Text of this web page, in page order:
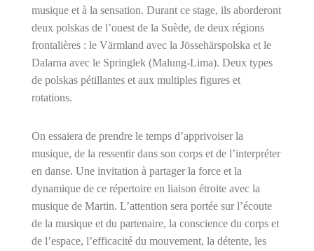
musique et à la sensation. Durant ce stage, ils aborderont
deux polskas de l’ouest de la Suède, de deux régions
frontalières : le Värmland avec la Jössehärspolska et le
Dalarna avec le Springlek (Malung-Lima). Deux types
de polskas pétillantes et aux multiples figures et
rotations.
On essaiera de prendre le temps d’apprivoiser la
musique, de la ressentir dans son corps et de l’interpréter
en danse. Une invitation à partager la force et la
dynamique de ce répertoire en liaison étroite avec la
musique de Martin. L’attention sera portée sur l’écoute
de la musique et du partenaire, la conscience du corps et
de l’espace, l’efficacité du mouvement, la détente, les